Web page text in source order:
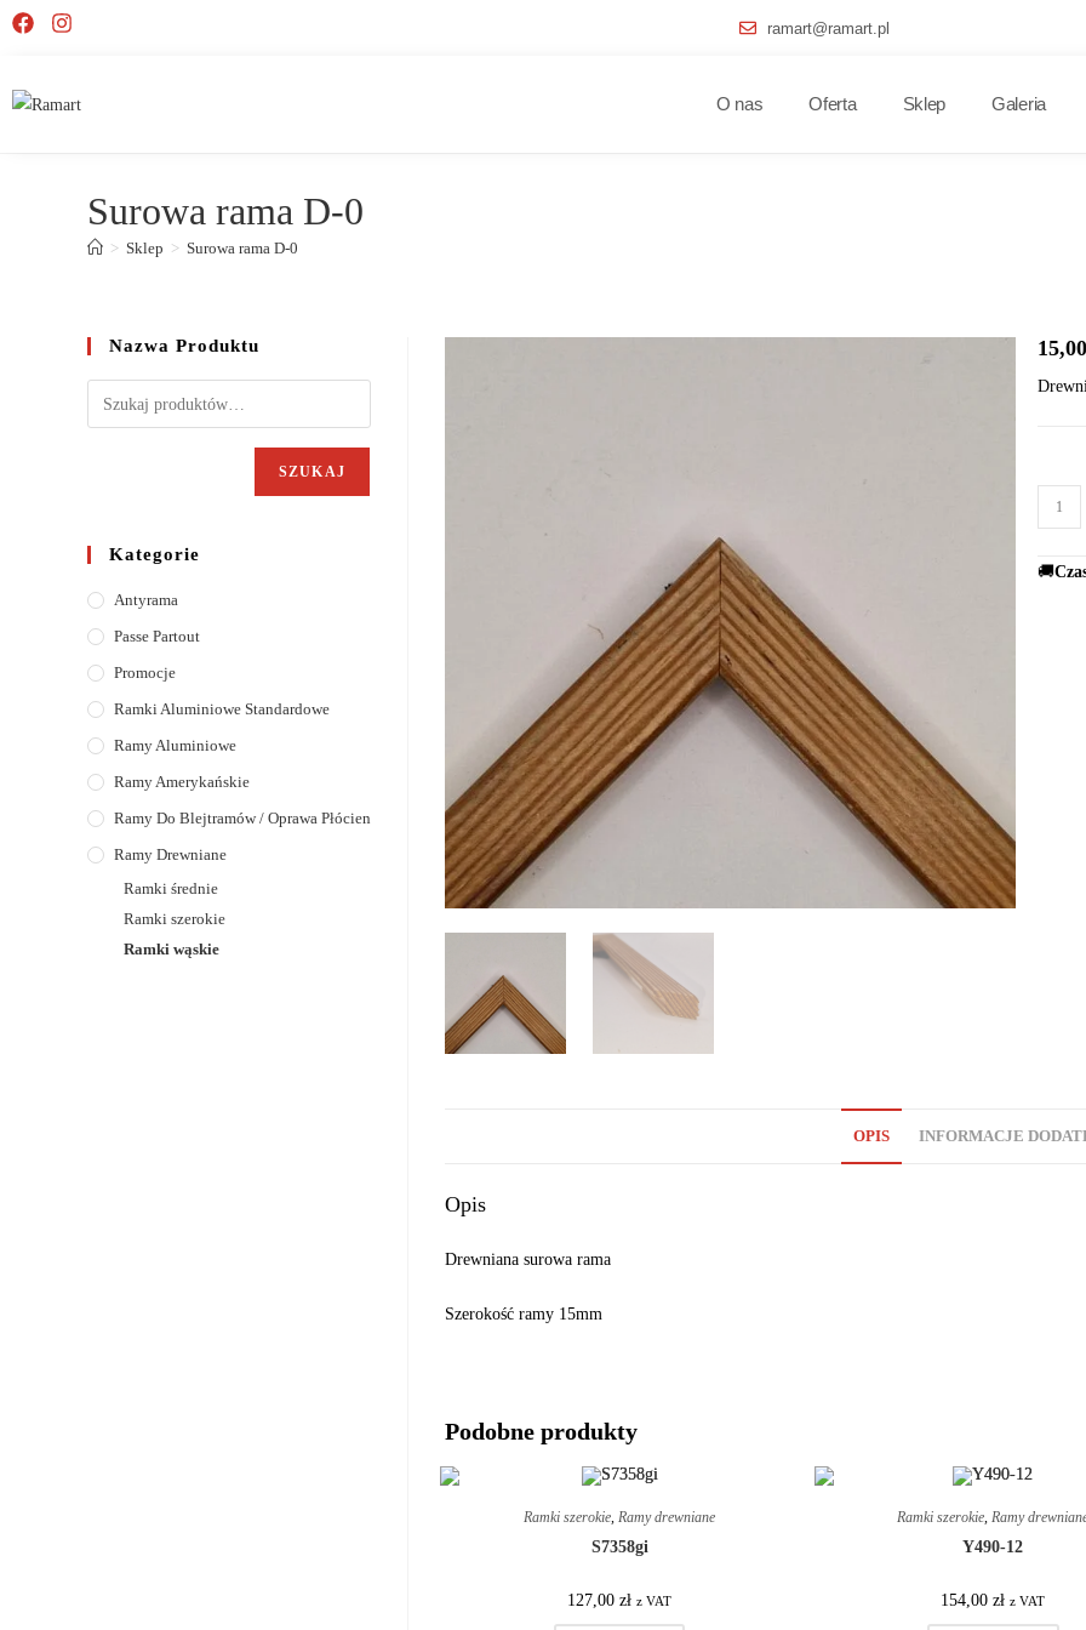
ramart@ramart.pl
O nas Oferta Sklep Galeria
Surowa rama D-0
> Sklep > Surowa rama D-0
15,00
🚚
OPIS INFORMACJE
Opis
Drewniana surowa rama
Szerokość ramy 15mm
Podobne produkty
Ramki szerokie Ramy drewniane
S7358gi
127,00zł z VAT
Ramki szerokie Ramy
Y490-12
154,00zł z VAT
Nazwa Produktu
SZUKAJ
Kategorie
Antyrama
Passe Partout
Promocje
Ramki Aluminiowe Standardowe
Ramy Aluminiowe
Ramy Amerykańskie
Ramy Do Blejtramów / Oprawa Płócien
Ramy Drewniane
Ramki średnie
Ramki szerokie
Ramki wąskie